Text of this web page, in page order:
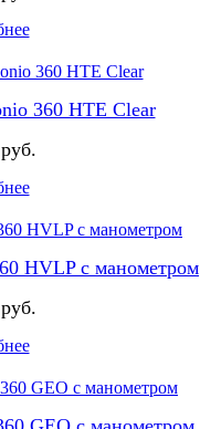
360 HTE Clear
HVLP с манометром